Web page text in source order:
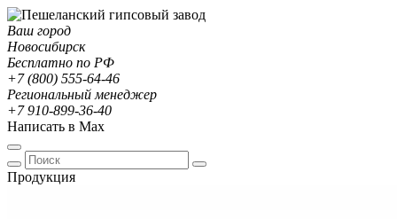
Ваш город
Новосибирск
Бесплатно по РФ
+7 (800) 555-64-46
Региональный менеджер
+7 910-899-36-40
Написать в Max
Продукция